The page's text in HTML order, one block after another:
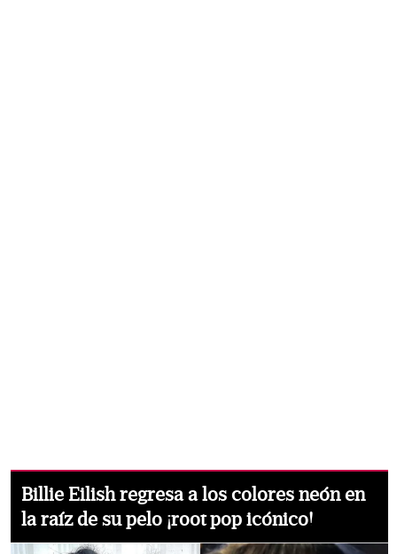
Billie Eilish regresa a los colores neón en
la raíz de su pelo ¡root pop icónico!